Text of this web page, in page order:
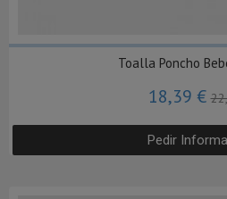
Toalla Poncho
18,39 €
Pedir